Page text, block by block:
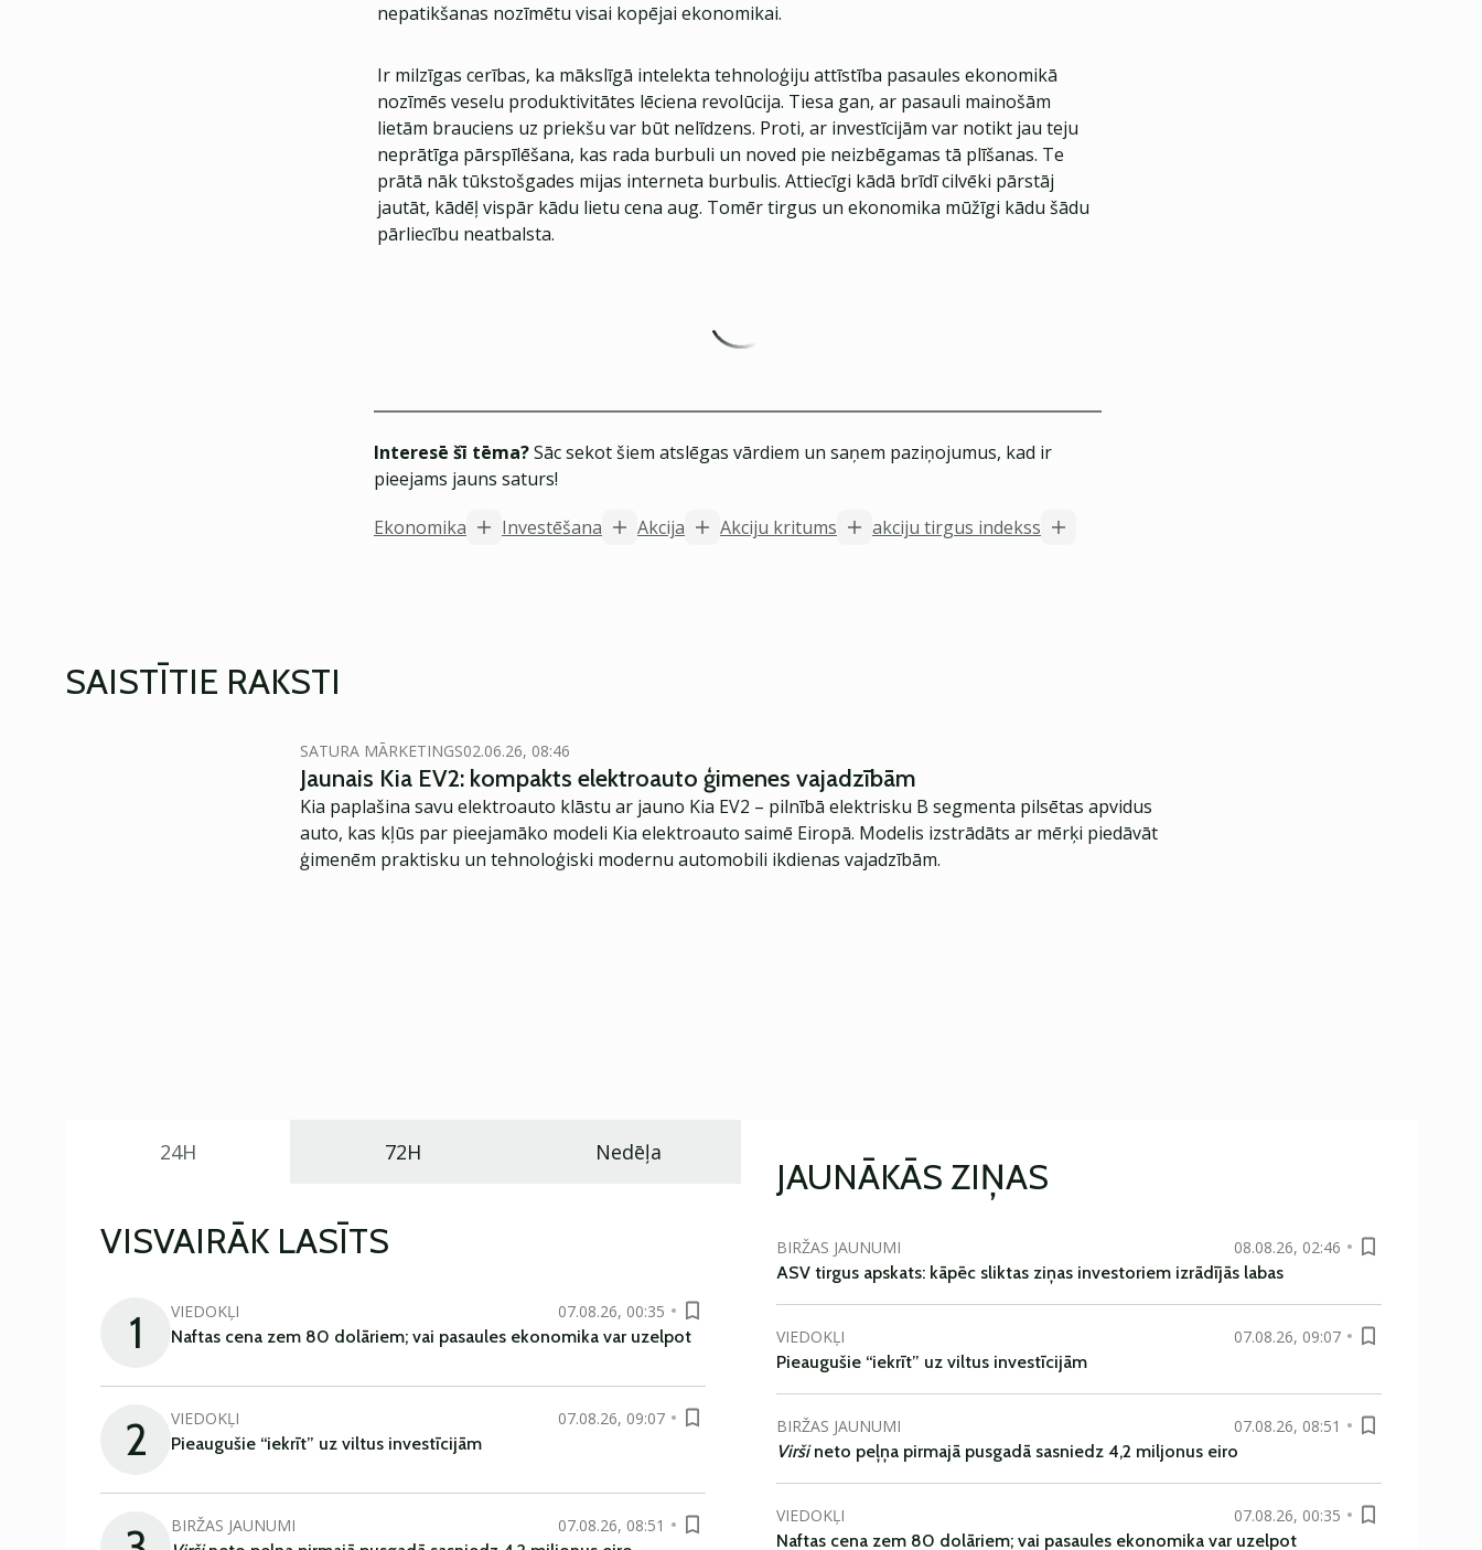
nepatikšanas nozīmētu visai kopējai ekonomikai.
Ir milzīgas cerības, ka mākslīgā intelekta tehnoloģiju attīstība pasaules ekonomikā
nozīmēs veselu produktivitātes lēciena revolūcija. Tiesa gan, ar pasauli mainošām
lietām brauciens uz priekšu var būt nelīdzens. Proti, ar investīcijām var notikt jau teju
neprātīga pārspīlēšana, kas rada burbuli un noved pie neizbēgamas tā plīšanas. Te
prātā nāk tūkstošgades mijas interneta burbulis. Attiecīgi kādā brīdī cilvēki pārstāj
jautāt, kādēļ vispār kādu lietu cena aug. Tomēr tirgus un ekonomika mūžīgi kādu šādu
pārliecību neatbalsta.
Interesē šī tēma?Sāc sekot šiem atslēgas vārdiem un saņem paziņojumus, kad ir
pieejams jauns saturs!
Ekonomika
Investēšana Akcija Akciju kritums akciju tirgus indekss
SAISTĪTIE RAKSTI
SATURA MĀRKETINGS02.06.26, 08:46
Jaunais Kia EV2: kompakts elektroauto ģimenes vajadzībām
Kia paplašina savu elektroauto klāstu ar jauno Kia EV2 – pilnībā elektrisku B segmenta pilsētas apvidus
auto, kas kļūs par pieejamāko modeli Kia elektroauto saimē Eiropā. Modelis izstrādāts ar mērķi piedāvāt
ģimenēm praktisku un tehnoloģiski modernu automobili ikdienas vajadzībām.
24H 72H Nedēļa
VISVAIRĀK LASĪTS
1 VIEDOKĻI
07.08.26, 00:35
Naftas cena zem 80 dolāriem; vai pasaules ekonomika var uzelpot
2 VIEDOKĻI
07.08.26, 09:07
Pieaugušie “iekrīt” uz viltus investīcijām
BIRŽAS JAUNUMI
07.08.26, 08:51
JAUNĀKĀS ZIŅAS
BIRŽAS JAUNUMI
08.08.26, 02:46
ASV tirgus apskats: kāpēc sliktas ziņas investoriem izrādījās labas
VIEDOKĻI
07.08.26, 09:07
Pieaugušie “iekrīt” uz viltus investīcijām
BIRŽAS JAUNUMI
07.08.26, 08:51
Viršineto peļņa pirmajā pusgadā sasniedz 4,2 miljonus eiro
VIEDOKĻI
07.08.26, 00:35
Naftas cena zem 80 dolāriem; vai pasaules ekonomika var uzelpot